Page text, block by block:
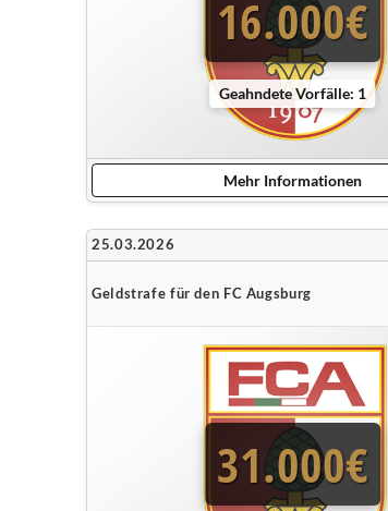
16.000€
Geahndete Vorfälle: 1
Mehr Informationen
25.03.2026
Geldstrafe für den FC Augsburg
31.000€